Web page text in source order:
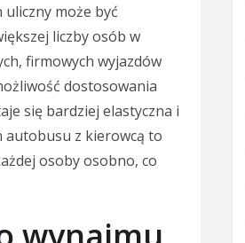
może być
liczby osób w
firmowych wyjazdów
dostosowania
się bardziej elastyczna i
autobusu z kierowcą to
osoby osobno, co